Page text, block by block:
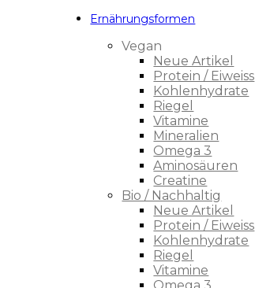
Ernährungsformen
Vegan
Neue Artikel
Protein / Eiweiss
Kohlenhydrate
Riegel
Vitamine
Mineralien
Omega 3
Aminosäuren
Creatine
Bio / Nachhaltig
Neue Artikel
Protein / Eiweiss
Kohlenhydrate
Riegel
Vitamine